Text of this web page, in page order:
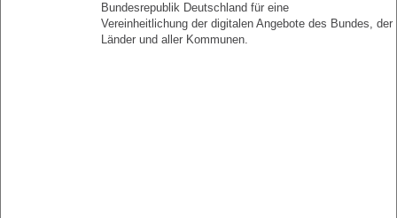
Bundesrepublik Deutschland für eine
Vereinheitlichung der digitalen Angebote des Bundes, der
Länder und aller Kommunen.